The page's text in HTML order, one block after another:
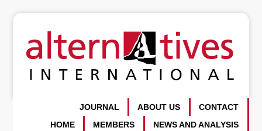
CONTACT
ABOUT US
JOURNAL
NEWS AND ANALYSIS
MEMBERS
HOME